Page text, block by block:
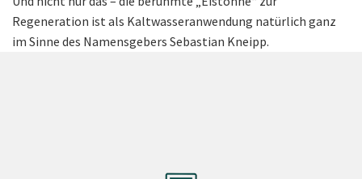
Regeneration ist als Kaltwasseranwendung natürlich ganz
im Sinne des Namensgebers Sebastian Kneipp.